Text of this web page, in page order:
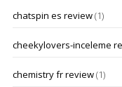
chatspin es review(1)
cheekylovers-inceleme
chemistry fr review(1)